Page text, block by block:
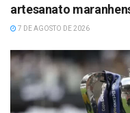
artesanato
7 DE AGOSTO DE 2026